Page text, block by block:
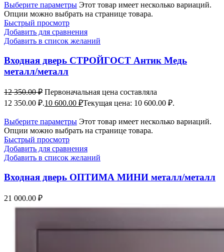
Выберите параметры Этот товар имеет несколько вариаций.
Опции можно выбрать на странице товара.
Быстрый просмотр
Добавить для сравнения
Добавить в список желаний
Входная дверь СТРОЙГОСТ Антик Медь
металл/металл
12 350.00₽ Первоначальная цена составляла
12 350.00 ₽.10 600.00 ₽Текущая цена: 10 600.00 ₽.
Выберите параметры Этот товар имеет несколько вариаций.
Опции можно выбрать на странице товара.
Быстрый просмотр
Добавить для сравнения
Добавить в список желаний
Входная дверь ОПТИМА МИНИ металл/металл
21 000.00 ₽